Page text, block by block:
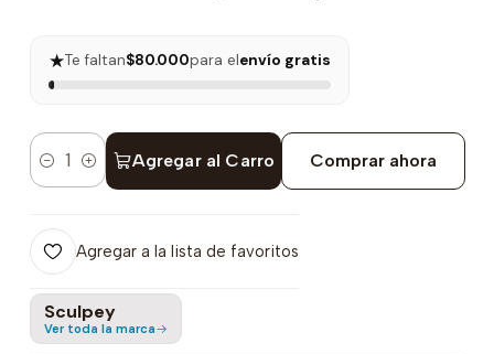
★Te faltan$80.000para elenvío gratis
Cantidad Agregar al Carro Comprar ahora
Agregar a la lista de favoritos
Sculpey
Ver toda la marca